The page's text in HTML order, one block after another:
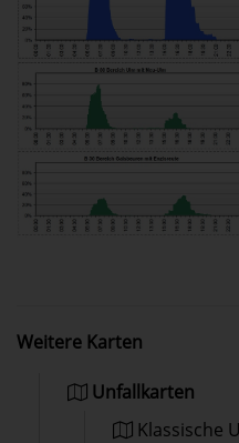
Weitere Karten
Unfallkarten
Klassische